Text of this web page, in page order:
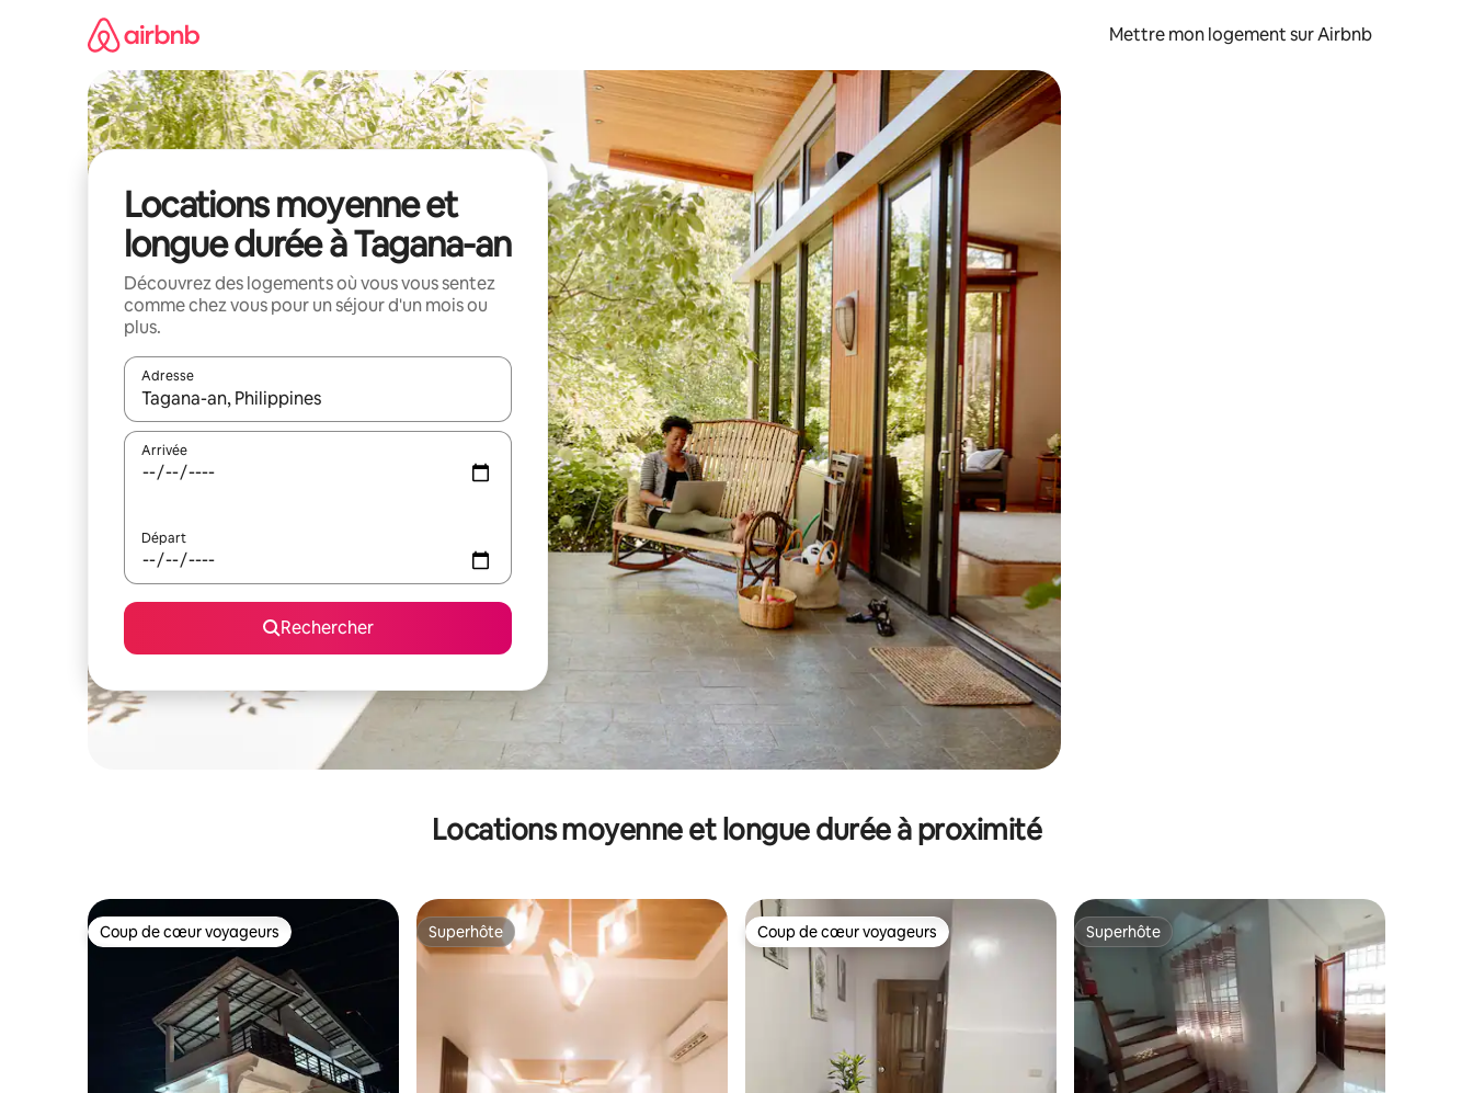
Mettre mon logement sur Airbnb
Locations moyenne et
longue durée à Tagana-an
Découvrez des logements où vous vous sentez
comme chez vous pour un séjour d'un mois ou
plus.
Adresse
Lorsque les résultats s'affichent, utilisez les flèches vers le haut et vers le bas pour les parcourir ou en appuyant et en faisant glisser.
Arrivée
Départ
Rechercher
Locations moyenne et longue durée à proximité
Coup de cœur voyageurs
Coup de cœur voyageurs Superhôte
Superhôte Coup de cœur voyageurs
Coup de cœur voyageurs Superhôte
Superhôte